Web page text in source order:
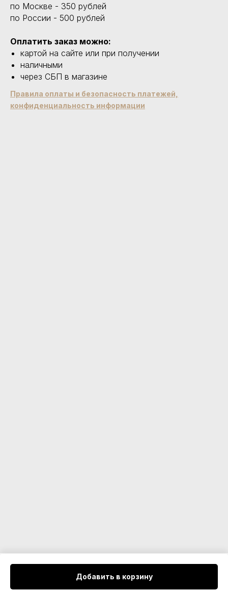
Добавить в корзину
по Москве - 350 рублей
по России - 500 рублей
Оплатить заказ можно:
картой на сайте или при получении
наличными
через СБП в магазине
Правила оплаты и безопасность платежей,
конфиденциальность информации
Доставка и оплата VINNIS
VINNIS предлагает удобные условия доставки по России, СНГ и
Европе. Мы обеспечиваем быструю обработку заказов и